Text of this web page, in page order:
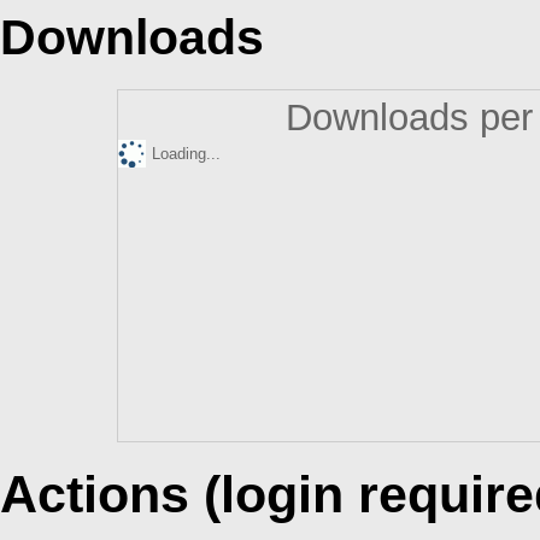
Downloads
Downloads
Loading...
Actions (login